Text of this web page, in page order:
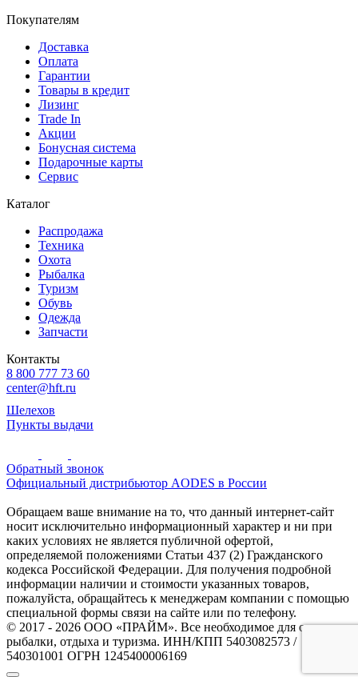
Покупателям
Доставка
Оплата
Гарантии
Товары в кредит
Лизинг
Trade In
Акции
Бонусная система
Подарочные карты
Сервис
Каталог
Распродажа
Техника
Охота
Рыбалка
Туризм
Обувь
Одежда
Запчасти
Контакты
8 800 777 73 60
center@hft.ru
Шелехов
Пункты выдачи
Обратный звонок
Официальный дистрибьютор AODES в России
Обращаем ваше внимание на то, что данный интернет-сайт
носит исключительно информационный характер и ни при
каких условиях не является публичной офертой,
определяемой положениями Статьи 437 (2) Гражданского
кодекса Российской Федерации. Для получения подробной
информации наличии и стоимости указанных товаров,
пожалуйста, обращайтесь к менеджерам компании с помощью
специальной формы связи на сайте или по телефону.
© 2017 - 2026 ООО «ПРАЙМ». Все необходимое для охоты и
рыбалки, отдыха и туризма. ИНН/КПП 5403082573 /
540301001 ОГРН 1245400006169